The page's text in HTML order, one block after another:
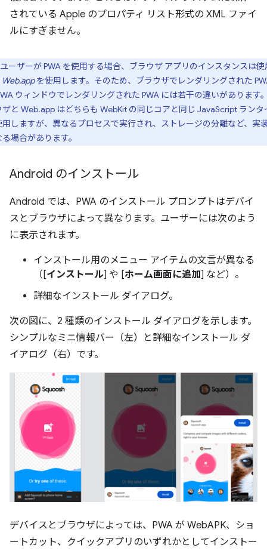
されている Apple のプロパティ リスト形式の XML ファイ
ルにすぎません。
ユーザーが PWA を使用する場合、ブラウザ アプリのインスタンスは使
Web.appを使用します。そのため、ブラウザでレンダリングされた
ウィンドウでレンダリングされた PWA には若干の違いがあります
ザと Web.app はどちらも WebKit の同じコアと同じ JavaScript ランタ
用しますが、異なるプロセスで実行され、ストレージの分離など、実
場合があります。
Android のインストール
Android では、PWA のインストール プロンプトはデバイ
スとブラウザによって異なります。ユーザーには次のよう
に表示されます。
インストール用のメニュー アイテムの文言が異なる
（[インストール] や [ホーム画面に追加] など）。
詳細なインストール ダイアログ。
次の図に、2 種類のインストール ダイアログを示します。
シンプルなミニ情報バー（左）と詳細なインストール ダ
イアログ（右）です。
デバイスとブラウザによっては、PWA が WebAPK、ショ
ートカット、クイックアプリのいずれかとしてインストー